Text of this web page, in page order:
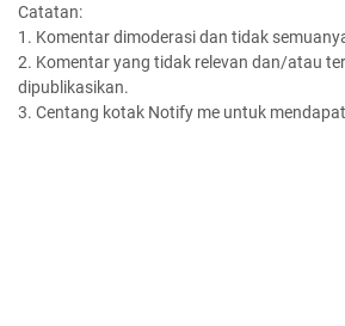
Catatan:
1. Komentar dimoderasi dan tidak
2. Komentar yang tidak relevan dan/atau
dipublikasikan.
3. Centang kotak Notify me untuk